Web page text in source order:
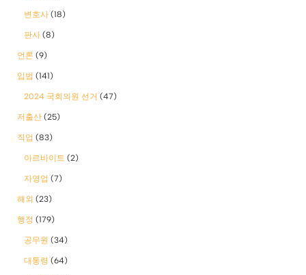
변호사 (18)
판사 (8)
언론 (9)
입법 (141)
2024 국회의원 선거 (47)
저출산 (25)
직업 (83)
아르바이트 (2)
자영업 (7)
해외 (23)
행정 (179)
공무원 (34)
대통령 (64)